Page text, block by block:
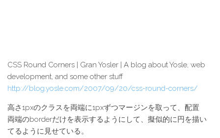
CSS Round Corners | Gran Yosler | A blog about Yosle, web
development, and some other stuff
http://blog.yosle.com/2007/09/20/css-round-corners/
高さ1pxのクラスを両端に1pxずつマージンを取って、配置
両端のborderだけを表示するようにして、擬似的に円を描い
てるように見せている。